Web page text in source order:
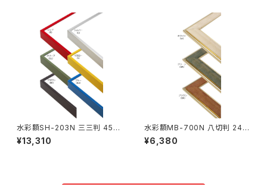
水彩額SH-203N 三三判 454
×605ミリ
¥13,310
水彩額MB-700N 八切判 241
×302ミリ
¥6,380